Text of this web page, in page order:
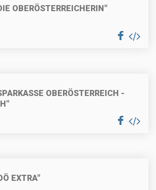
OBERÖSTERREICHERIN"
OBERÖSTERREICH -
EXTRA"